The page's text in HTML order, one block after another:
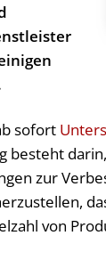
sofort
besteht
zur
von